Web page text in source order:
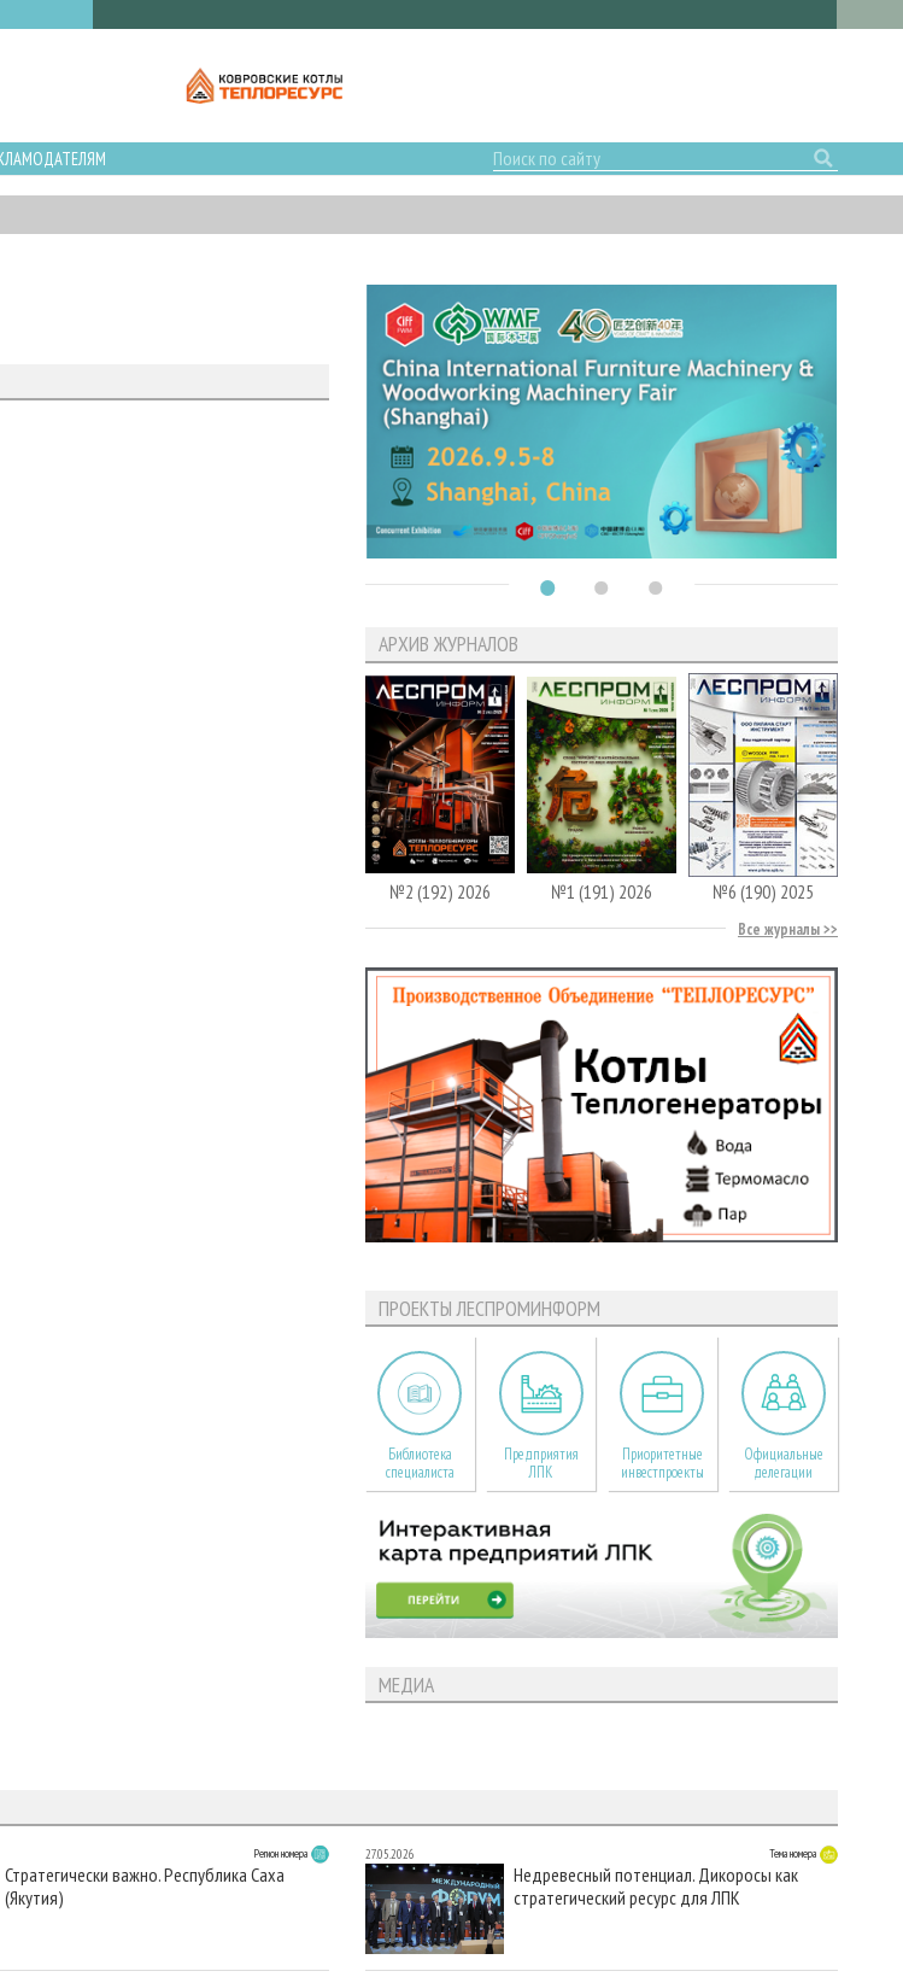
АРХИВ ЖУРНАЛОВ
№2 (192) 2026 №1 (191) 2026 №6 (190) 2025
Все журналы
ПРОЕКТЫ ЛЕСПРОМИНФОРМ
Библиотека
специалиста
Предприятия
ЛПК
Приоритетные
инвестпроекты
Официальные
делегации
МЕДИА
Регион номера
Стратегически важно. Республика Саха
(Якутия)
27.05.2026 Тема номера
Недревесный потенциал. Дикоросы как
стратегический ресурс для ЛПК